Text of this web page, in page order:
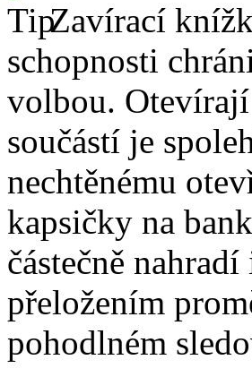
Zavírací
schopnosti
volbou. Otevírají
součástí je
nechtěnému
kapsičky na
částečně
přeložením
pohodlném